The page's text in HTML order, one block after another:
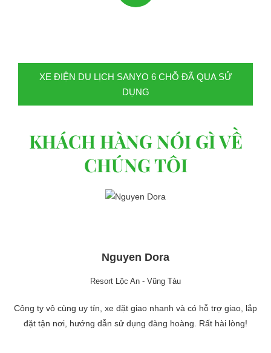
XE ĐIỆN DU LỊCH SANYO 6 CHỖ ĐÃ QUA SỬ
DỤNG
KHÁCH HÀNG NÓI GÌ VỀ
CHÚNG TÔI
Nguyen Dora
Resort Lộc An - Vũng Tàu
Công ty vô cùng uy tín, xe đặt giao nhanh và có hỗ trợ giao, lắp
đặt tận nơi, hướng dẫn sử dụng đàng hoàng. Rất hài lòng!